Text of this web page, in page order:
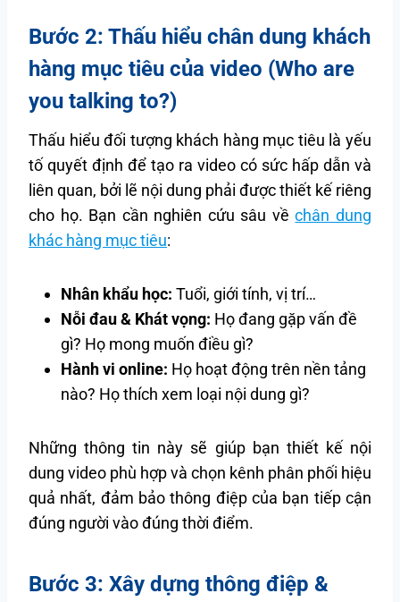
Bước 2: Thấu hiểu chân dung khách
hàng mục tiêu của video (Who are
you talking to?)
Thấu hiểu đối tượng khách hàng mục tiêu là yếu
tố quyết định để tạo ra video có sức hấp dẫn và
liên quan, bởi lẽ nội dung phải được thiết kế riêng
cho họ. Bạn cần nghiên cứu sâu vềchân dung
khác hàng mục tiêu:
Nhân khẩu học: Tuổi, giới tính, vị trí…
Nỗi đau & Khát vọng: Họ đang gặp vấn đề
gì? Họ mong muốn điều gì?
Hành vi online: Họ hoạt động trên nền tảng
nào? Họ thích xem loại nội dung gì?
Những thông tin này sẽ giúp bạn thiết kế nội
dung video phù hợp và chọn kênh phân phối hiệu
quả nhất, đảm bảo thông điệp của bạn tiếp cận
đúng người vào đúng thời điểm.
Bước 3: Xây dựng thông điệp &